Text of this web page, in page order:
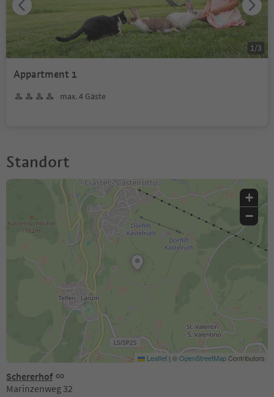
Appartment 1
max. 4 Gäste
1 /3
Standort
Schererhof
Marinzenweg 32
+
−
Leaflet | ©OpenStreetMapContributors